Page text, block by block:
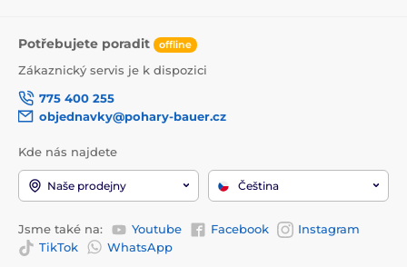
Potřebujete poradit offline
Zákaznický servis je k dispozici
775 400 255
objednavky@pohary-bauer.cz
Kde nás najdete
Naše prodejny Čeština
Jsme také na: Youtube Facebook
Instagram
TikTok
WhatsApp